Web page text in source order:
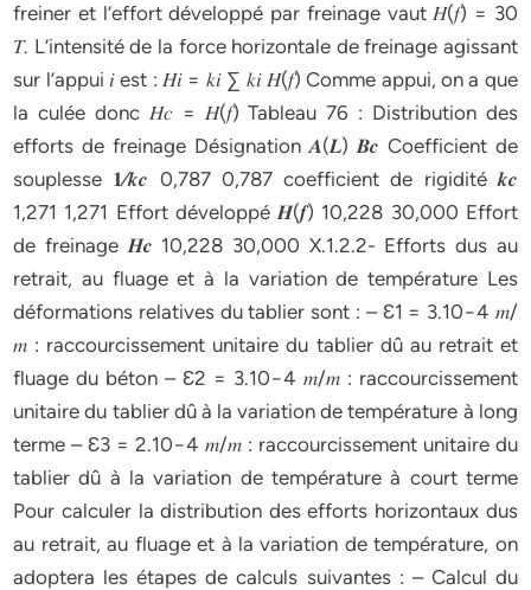
freiner et l’effort développé par freinage vaut 𝐻(𝑓) = 30
𝑇. L’intensité de la force horizontale de freinage agissant
sur l’appui 𝑖 est : 𝐻𝑖 = 𝑘𝑖 ∑ 𝑘𝑖 𝐻(𝑓) Comme appui, on a que
la culée donc 𝐻𝑐 = 𝐻(𝑓) Tableau 76 : Distribution des
efforts de freinage Désignation 𝑨(𝑳) 𝑩𝒄 Coefficient de
souplesse 𝟏⁄𝒌𝒄 0,787 0,787 coefficient de rigidité 𝒌𝒄
1,271 1,271 Effort développé 𝑯(𝒇) 10,228 30,000 Effort
de freinage 𝑯𝒄 10,228 30,000 X.1.2.2- Efforts dus au
retrait, au fluage et à la variation de température Les
déformations relatives du tablier sont : – Ɛ1 = 3.10−4 𝑚/
𝑚 : raccourcissement unitaire du tablier dû au retrait et
fluage du béton – Ɛ2 = 3.10−4 𝑚/𝑚 : raccourcissement
unitaire du tablier dû à la variation de température à long
terme – Ɛ3 = 2.10−4 𝑚/𝑚 : raccourcissement unitaire du
tablier dû à la variation de température à court terme
Pour calculer la distribution des efforts horizontaux dus
au retrait, au fluage et à la variation de température, on
adoptera les étapes de calculs suivantes : – Calcul du